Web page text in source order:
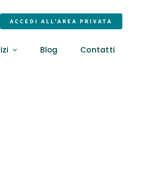
ACCEDI ALL’AREA PRIVATA
Blog Contatti